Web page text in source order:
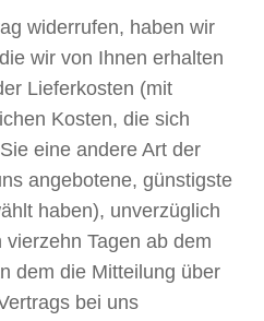
widerrufen, haben wir
wir von Ihnen erhalten
Lieferkosten (mit
Kosten, die sich
eine andere Art der
angebotene, günstigste
haben), unverzüglich
Tagen ab dem
dem die Mitteilung über
bei uns